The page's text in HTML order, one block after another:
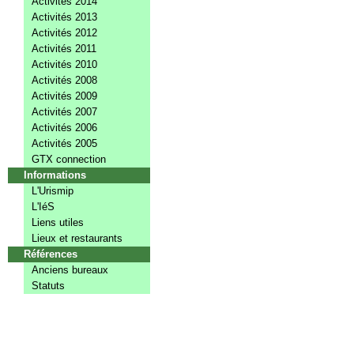
Activités 2013
Activités 2012
Activités 2011
Activités 2010
Activités 2008
Activités 2009
Activités 2007
Activités 2006
Activités 2005
GTX connection
Informations
L'Urismip
L'IéS
Liens utiles
Lieux et restaurants
Références
Anciens bureaux
Statuts